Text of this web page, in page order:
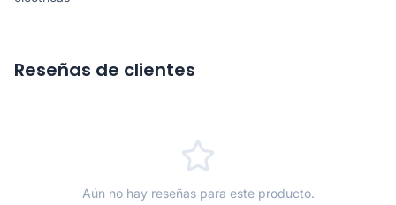
Reseñas de clientes
Aún no hay reseñas para este producto.